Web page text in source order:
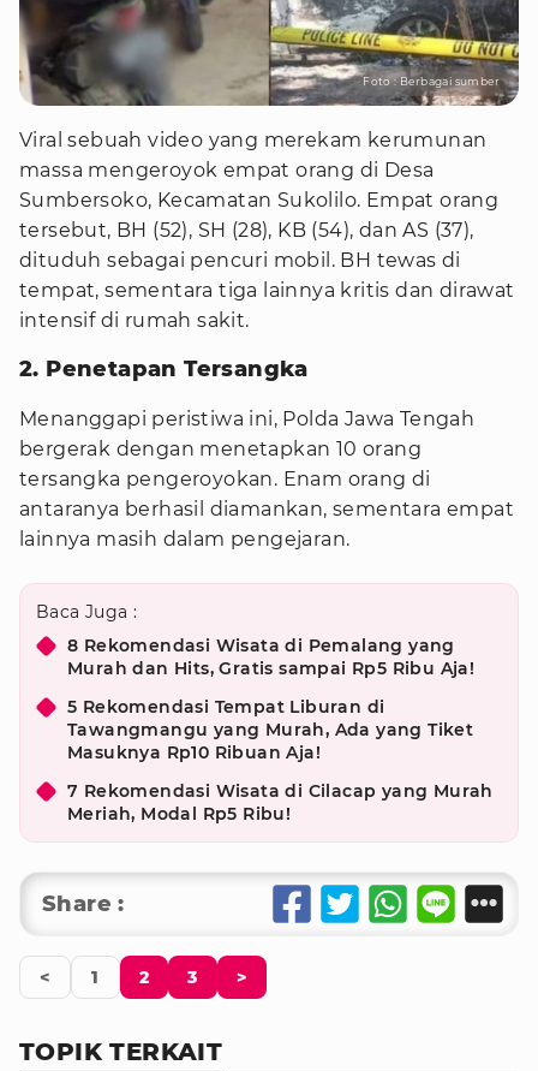
Foto : Berbagai sumber
Viral sebuah video yang merekam kerumunan
massa mengeroyok empat orang di Desa
Sumbersoko, Kecamatan Sukolilo. Empat orang
tersebut, BH (52), SH (28), KB (54), dan AS (37),
dituduh sebagai pencuri mobil. BH tewas di
tempat, sementara tiga lainnya kritis dan dirawat
intensif di rumah sakit.
2. Penetapan Tersangka
Menanggapi peristiwa ini, Polda Jawa Tengah
bergerak dengan menetapkan 10 orang
tersangka pengeroyokan. Enam orang di
antaranya berhasil diamankan, sementara empat
lainnya masih dalam pengejaran.
Baca Juga :
8 Rekomendasi Wisata di Pemalang yang
Murah dan Hits, Gratis sampai Rp5 Ribu Aja!
5 Rekomendasi Tempat Liburan di
Tawangmangu yang Murah, Ada yang Tiket
Masuknya Rp10 Ribuan Aja!
7 Rekomendasi Wisata di Cilacap yang Murah
Meriah, Modal Rp5 Ribu!
Share :
< 1 2 3 >
TOPIK TERKAIT